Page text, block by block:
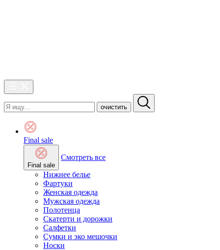
очистить
Final sale
Final sale
Смотреть все
Нижнее белье
Фартуки
Женская одежда
Мужская одежда
Полотенца
Скатерти и дорожки
Салфетки
Сумки и эко мешочки
Носки